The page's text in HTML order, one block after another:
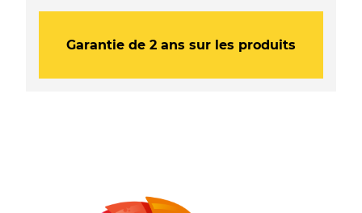
Garantie de 2 ans sur les produits